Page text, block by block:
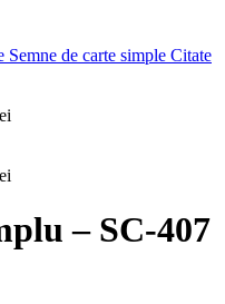
Semne de carte simple Citate
– SC-407